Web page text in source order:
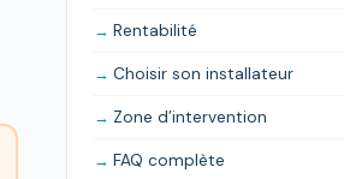
Rentabilité
Choisir son installateur
Zone d’intervention
FAQ complète